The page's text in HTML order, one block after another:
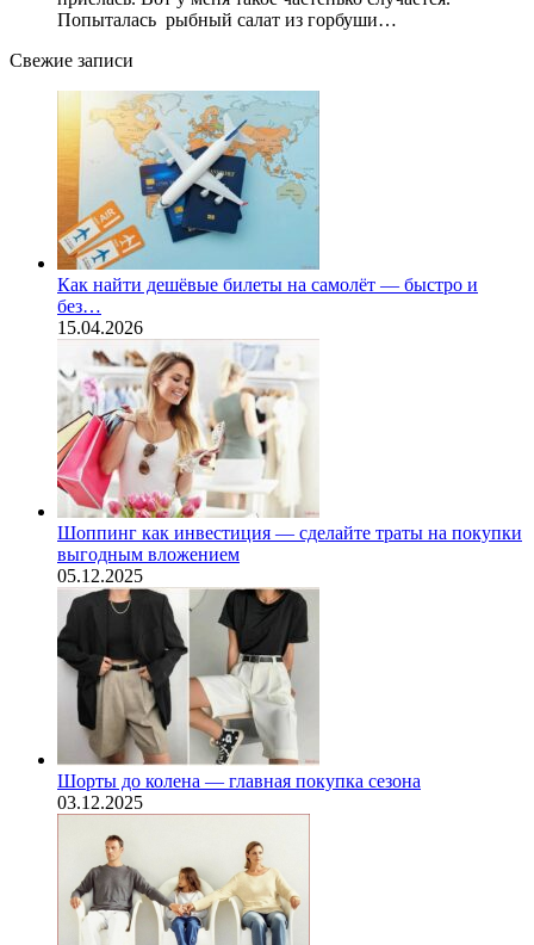
Попыталась рыбный салат из горбуши…
Свежие записи
Как найти дешёвые билеты на самолёт — быстро и
без…
15.04.2026
Шоппинг как инвестиция — сделайте траты на покупки
выгодным вложением
05.12.2025
Шорты до колена — главная покупка сезона
03.12.2025